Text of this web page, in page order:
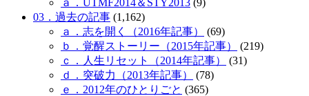
03．過去の記事 (1,162)
ａ．志を開く（2016年記事）
(69)
ｂ．覚醒ストーリー（2015年記事）
(219)
ｃ．人生リセット（2014年記事）
(31)
ｄ．突破力（2013年記事）
(78)
ｅ．2012年のひとりごと (365)